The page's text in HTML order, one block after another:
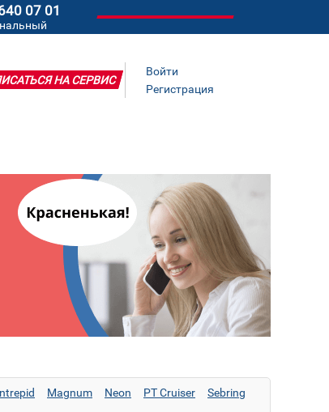
07 01
Войти
Регистрация
НА СЕРВИС
Magnum Neon PT Cruiser
Sebring